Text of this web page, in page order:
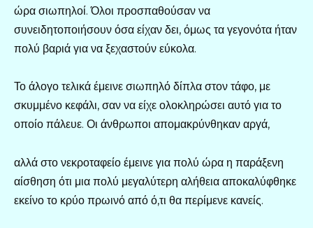
ώρα σιωπηλοί. Όλοι προσπαθούσαν να
συνειδητοποιήσουν όσα είχαν δει, όμως τα γεγονότα ήταν
πολύ βαριά για να ξεχαστούν εύκολα.
Το άλογο τελικά έμεινε σιωπηλό δίπλα στον τάφο, με
σκυμμένο κεφάλι, σαν να είχε ολοκληρώσει αυτό για το
οποίο πάλευε. Οι άνθρωποι απομακρύνθηκαν αργά,
αλλά στο νεκροταφείο έμεινε για πολύ ώρα η παράξενη
αίσθηση ότι μια πολύ μεγαλύτερη αλήθεια αποκαλύφθηκε
εκείνο το κρύο πρωινό από ό,τι θα περίμενε κανείς.